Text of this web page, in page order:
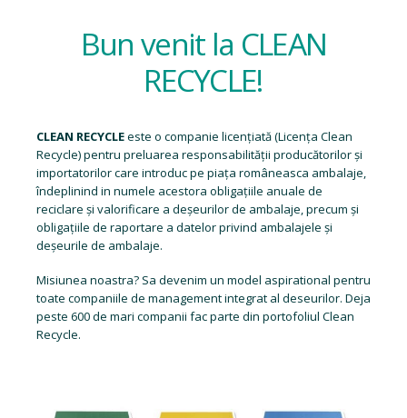
Bun venit la CLEAN
RECYCLE!
CLEAN RECYCLEeste o companie licențiată (Licența Clean
Recycle) pentru preluarea responsabilității producătorilor și
importatorilor care introduc pe piața româneasca ambalaje,
îndeplinind in numele acestora obligațiile anuale de
reciclare și valorificare a deșeurilor de ambalaje, precum și
obligațiile de raportare a datelor privind ambalajele și
deșeurile de ambalaje.
Misiunea noastra? Sa devenim un model aspirational pentru
toate companiile de management integrat al deseurilor. Deja
peste 600 de mari companii fac parte din portofoliul Clean
Recycle.